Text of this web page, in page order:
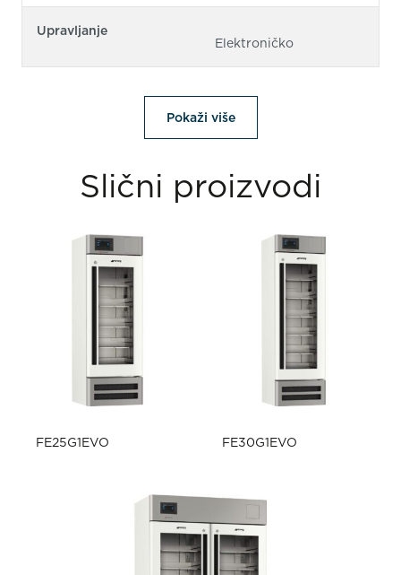
Upravljanje
Elektroničko
Pokaži više
Slični proizvodi
FE25G1EVO FE30G1EVO